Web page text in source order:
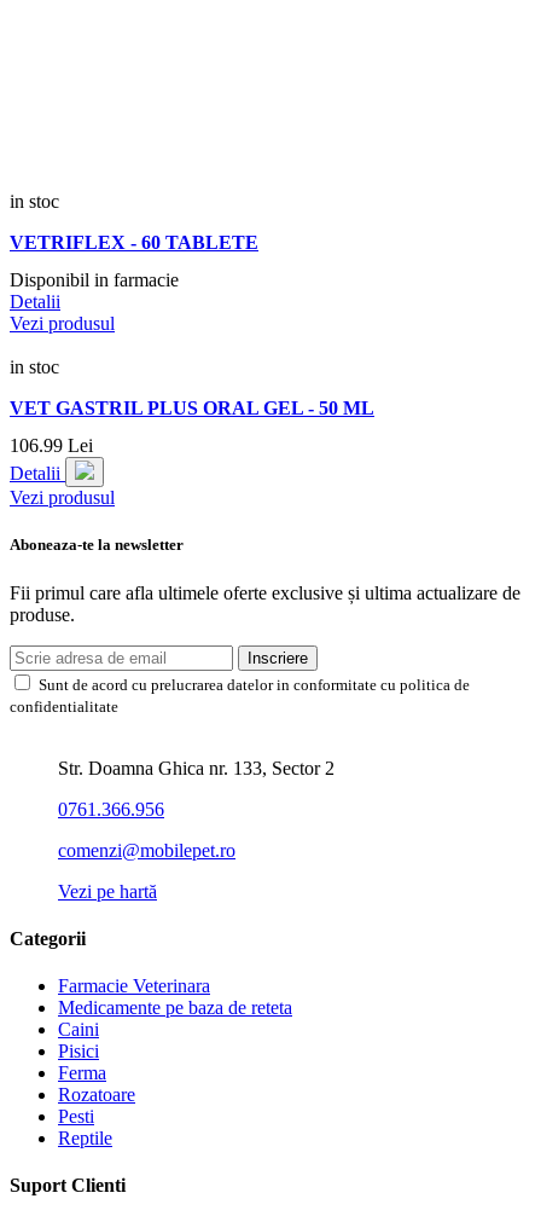
in stoc
VETRIFLEX - 60 TABLETE
Disponibil in farmacie
Detalii
Vezi produsul
in stoc
VET GASTRIL PLUS ORAL GEL - 50 ML
106.99 Lei
Detalii
Vezi produsul
Aboneaza-te la newsletter
Fii primul care afla ultimele oferte exclusive și ultima actualizare de
produse.
Inscriere
Sunt de acord cu prelucrarea datelor in conformitate cu politica de
confidentialitate
Str. Doamna Ghica nr. 133, Sector 2
0761.366.956
comenzi@mobilepet.ro
Vezi pe hartă
Categorii
Farmacie Veterinara
Medicamente pe baza de reteta
Caini
Pisici
Ferma
Rozatoare
Pesti
Reptile
Suport Clienti